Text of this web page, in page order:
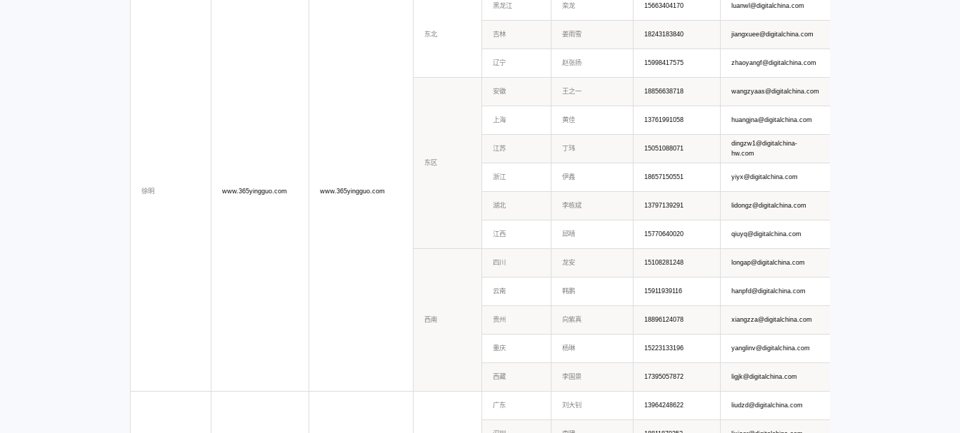
徐明 www.365yingguo.com www.365yingguo.com
东北
黑龙江 栾龙 15663404170 luanwl@digitalchina.com
吉林 姜雨雪 18243183840 jiangxuee@digitalchina.com
辽宁 赵张扬 15998417575 zhaoyangf@digitalchina.com
东区
安徽 王之一 18856638718 wangzyaas@digitalchina.com
上海 黄佳 13761991058 huangjna@digitalchina.com
江苏 丁玮 15051088071
dingzw1@digitalchina-
hw.com
浙江 伊鑫 18657150551 yiyx@digitalchina.com
湖北 李栋斌 13797139291 lidongz@digitalchina.com
江西 邱晴 15770640020 qiuyq@digitalchina.com
西南
四川 龙安 15108281248 longap@digitalchina.com
云南 韩鹏 15911939116 hanpfd@digitalchina.com
贵州 向紫真 18896124078 xiangzza@digitalchina.com
重庆 杨琳 15223133196 yanglinv@digitalchina.com
西藏 李国景 17395057872 ligjk@digitalchina.com
广东 刘大钊 13964248622 liudzd@digitalchina.com